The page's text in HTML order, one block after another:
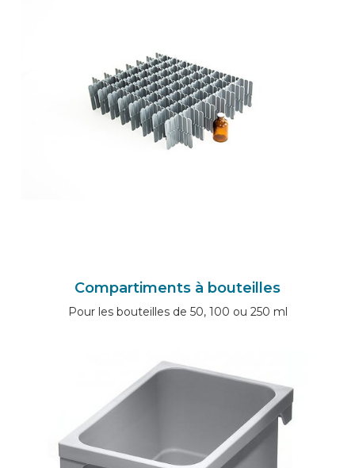
Compartiments à bouteilles
Pour les bouteilles de 50, 100 ou 250 ml